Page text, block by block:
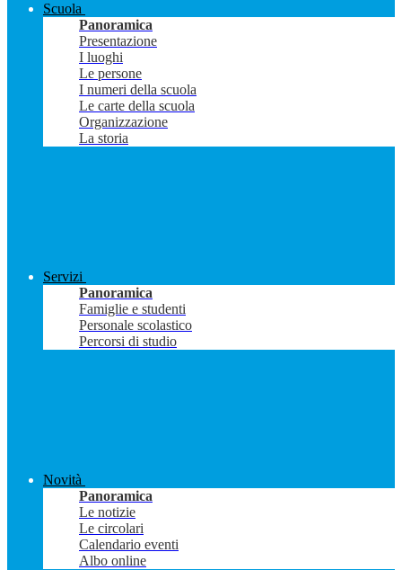
Scuola
Panoramica
Presentazione
I luoghi
Le persone
I numeri della scuola
Le carte della scuola
Organizzazione
La storia
Servizi
Panoramica
Famiglie e studenti
Personale scolastico
Percorsi di studio
Novità
Panoramica
Le notizie
Le circolari
Calendario eventi
Albo online